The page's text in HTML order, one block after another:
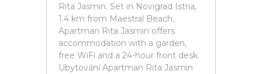
Rita Jasmin. Set in Novigrad Istria,
1.4 km from Maestral Beach,
Apartman Rita Jasmin offers
accommodation with a garden,
free WiFi and a 24-hour front desk.
Ubytování Apartman Rita Jasmin